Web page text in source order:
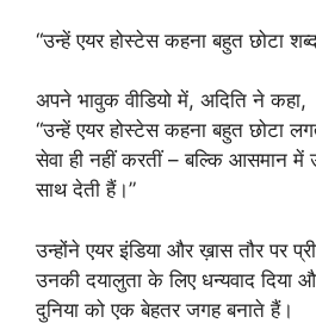
“उन्हें एयर होस्टेस कहना बहुत छोटा
अपने भावुक वीडियो में, अदिति ने कहा,
“उन्हें एयर होस्टेस कहना बहुत छोटा
सेवा ही नहीं करतीं – बल्कि आसमान में
साथ देती हैं।”
उन्होंने एयर इंडिया और ख़ास तौर पर
उनकी दयालुता के लिए धन्यवाद दिया
दुनिया को एक बेहतर जगह बनाते हैं।